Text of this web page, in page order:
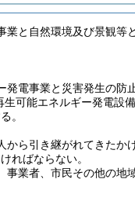
業と自然環境及び景観等
発電事業と災害発生の
可能エネルギー発電設
。
から引き継がれてきた
ればならない。
事業者、市民その他の